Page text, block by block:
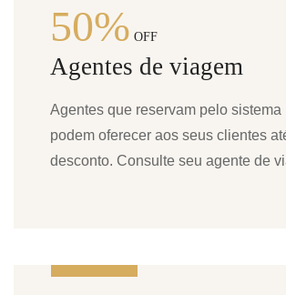
50% OFF
Agentes de viagem
Agentes que reservam pelo sistema
podem oferecer aos seus clientes
desconto. Consulte seu agente de